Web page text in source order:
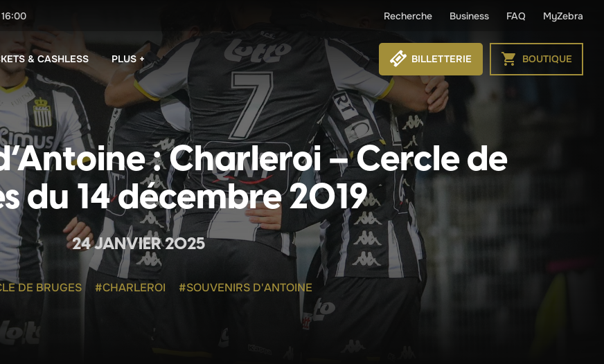
16:00 Recherche Business FAQ MyZebra
& CASHLESS PLUS + BILLETTERIE BOUTIQUE
: Charleroi – Cercle de
du 14 décembre 2019
24 JANVIER 2025
DE BRUGES #CHARLEROI #SOUVENIRS D'ANTOINE